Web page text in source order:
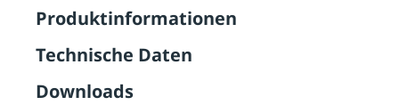
Produktinformationen
Technische Daten
Downloads